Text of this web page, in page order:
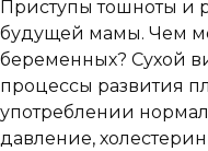
Приступы тошноты и
будущей мамы. Чем
беременных? Сухой
процессы развития
употреблении
давление,